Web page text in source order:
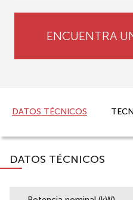
ENCUENTRA
DATOS TÉCNICOS
DATOS TÉCNICOS